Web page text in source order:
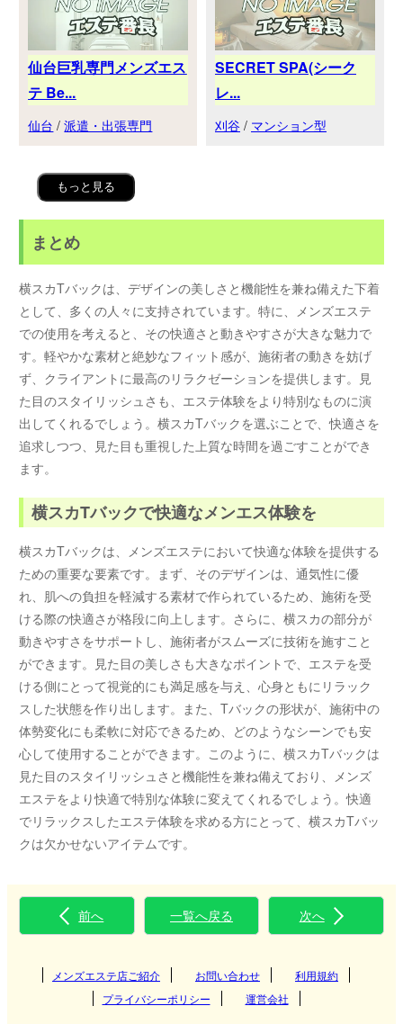
仙台巨乳専門メンズエス
テ Be...
仙台 /派遣・出張専門
SECRET SPA(シーク
レ...
刈谷 / マンション型
もっと見る
まとめ
横スカTバックは、デザインの美しさと機能性を兼ね備えた下着
として、多くの人々に支持されています。特に、メンズエステ
での使用を考えると、その快適さと動きやすさが大きな魅力で
す。軽やかな素材と絶妙なフィット感が、施術者の動きを妨げ
ず、クライアントに最高のリラクゼーションを提供します。見
た目のスタイリッシュさも、エステ体験をより特別なものに演
出してくれるでしょう。横スカTバックを選ぶことで、快適さを
追求しつつ、見た目も重視した上質な時間を過ごすことができ
ます。
横スカTバックで快適なメンエス体験を
横スカTバックは、メンズエステにおいて快適な体験を提供する
ための重要な要素です。まず、そのデザインは、通気性に優
れ、肌への負担を軽減する素材で作られているため、施術を受
ける際の快適さが格段に向上します。さらに、横スカの部分が
動きやすさをサポートし、施術者がスムーズに技術を施すこと
ができます。見た目の美しさも大きなポイントで、エステを受
ける側にとって視覚的にも満足感を与え、心身ともにリラック
スした状態を作り出します。また、Tバックの形状が、施術中の
体勢変化にも柔軟に対応できるため、どのようなシーンでも安
心して使用することができます。このように、横スカTバックは
見た目のスタイリッシュさと機能性を兼ね備えており、メンズ
エステをより快適で特別な体験に変えてくれるでしょう。快適
でリラックスしたエステ体験を求める方にとって、横スカTバッ
クは欠かせないアイテムです。
前へ 一覧へ戻る 次へ
メンズエステ店ご紹介 お問い合わせ
利用規約
プライバシーポリシー
運営会社